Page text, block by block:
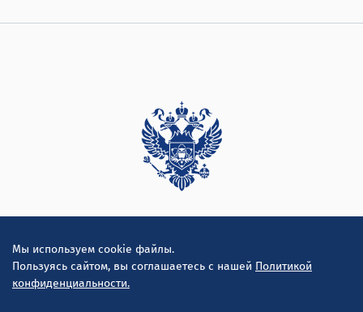
Мы используем cookie файлы.
Пользуясь сайтом, вы соглашаетесь с нашей Политикой
конфиденциальности.